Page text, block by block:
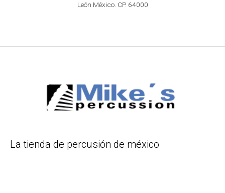
León México. CP. 64000
La tienda de percusión de méxico